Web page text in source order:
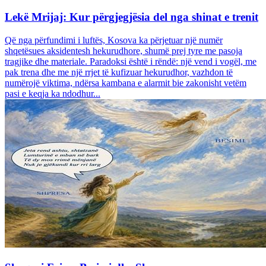
Lekë Mrijaj: Kur përgjegjësia del nga shinat e trenit
Që nga përfundimi i luftës, Kosova ka përjetuar një numër
shqetësues aksidentesh hekurudhore, shumë prej tyre me pasoja
tragjike dhe materiale. Paradoksi është i rëndë: një vend i vogël, me
pak trena dhe me një rrjet të kufizuar hekurudhor, vazhdon të
numërojë viktima, ndërsa kambana e alarmit bie zakonisht vetëm
pasi e keqja ka ndodhur...